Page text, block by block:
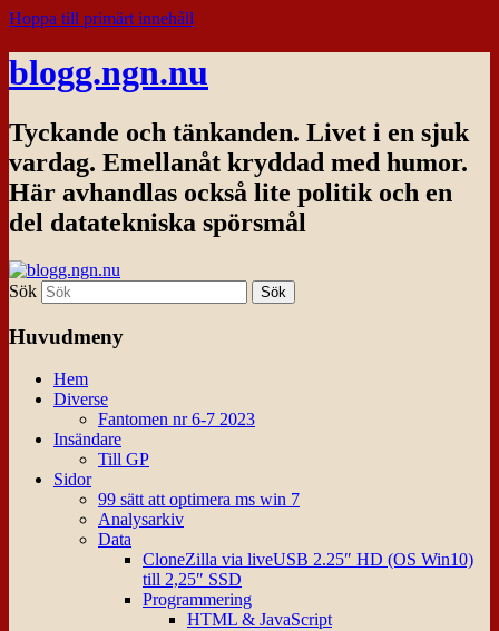
Hoppa till primärt innehåll
blogg.ngn.nu
Tyckande och tänkanden. Livet i en sjuk
vardag. Emellanåt kryddad med humor.
Här avhandlas också lite politik och en
del datatekniska spörsmål
Sök
Huvudmeny
Hem
Diverse
Fantomen nr 6-7 2023
Insändare
Till GP
Sidor
99 sätt att optimera ms win 7
Analysarkiv
Data
CloneZilla via liveUSB 2.25″ HD (OS Win10)
till 2,25″ SSD
Programmering
HTML & JavaScript